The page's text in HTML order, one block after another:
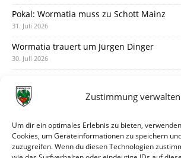
Zustimmung verwalten
Um dir ein optimales Erlebnis zu bieten,
Cookies, um Geräteinformationen zu speichern
zuzugreifen. Wenn du diesen Technologien
Pokal: Wormatia muss zu Schott Mainz
31. Juli 2026
Wormatia trauert um Jürgen Dinger
30. Juli 2026
28. Juli 2026
28. Juli 2026
Neue Podcast-Folge: So tickt Björn!
27. Juli 2026